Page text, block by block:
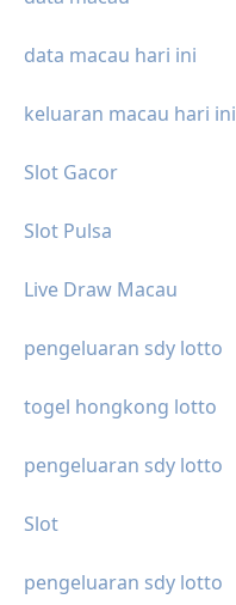
data macau hari ini
keluaran macau hari ini
Slot Gacor
Slot Pulsa
Live Draw Macau
pengeluaran sdy lotto
togel hongkong lotto
pengeluaran sdy lotto
Slot
pengeluaran sdy lotto